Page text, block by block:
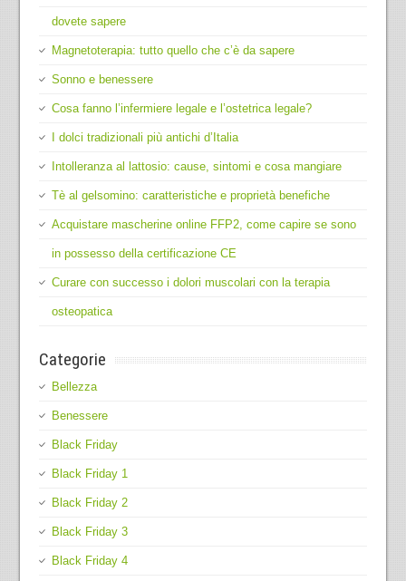
dovete sapere
Magnetoterapia: tutto quello che c’è da sapere
Sonno e benessere
Cosa fanno l’infermiere legale e l’ostetrica legale?
I dolci tradizionali più antichi d’Italia
Intolleranza al lattosio: cause, sintomi e cosa mangiare
Tè al gelsomino: caratteristiche e proprietà benefiche
Acquistare mascherine online FFP2, come capire se sono
in possesso della certificazione CE
Curare con successo i dolori muscolari con la terapia
osteopatica
Categorie
Bellezza
Benessere
Black Friday
Black Friday 1
Black Friday 2
Black Friday 3
Black Friday 4